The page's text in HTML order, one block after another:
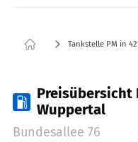
Tankstelle PM in
Preisübersicht
Wuppertal
Bundesallee 76